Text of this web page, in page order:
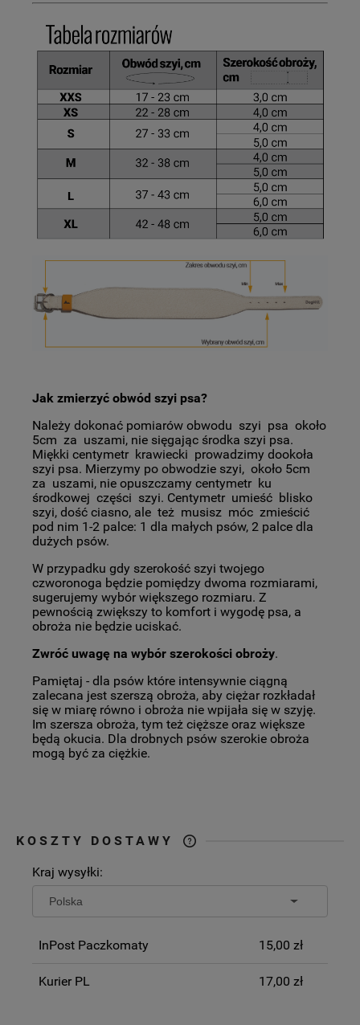
Jak zmierzyć obwód szyi psa?
Należy dokonać pomiarów obwodu szyi psa około
5cm za uszami, nie sięgając środka szyi psa.
Miękki centymetr krawiecki prowadzimy dookoła
szyi psa. Mierzymy po obwodzie szyi, około 5cm
za uszami, nie opuszczamy centymetr ku
środkowej części szyi. Centymetr umieść blisko
szyi, dość ciasno, ale też musisz móc zmieścić
pod nim 1-2 palce: 1 dla małych psów, 2 palce dla
dużych psów.
W przypadku gdy szerokość szyi twojego
czworonoga będzie pomiędzy dwoma rozmiarami,
sugerujemy wybór większego rozmiaru. Z
pewnością zwiększy to komfort i wygodę psa, a
obroża nie będzie uciskać.
Zwróć uwagę na wybór szerokości obroży.
Pamiętaj - dla psów które intensywnie ciągną
zalecana jest szerszą obroża, aby ciężar rozkładał
się w miarę równo i obroża nie wpijała się w szyję.
Im szersza obroża, tym też cięższe oraz większe
będą okucia. Dla drobnych psów szerokie obroża
mogą być za ciężkie.
KOSZTY DOSTAWY
KOSZTÓW PŁATNOŚCI
Kraj wysyłki:
InPost Paczkomaty 15,00 zł
Kurier PL 17,00 zł